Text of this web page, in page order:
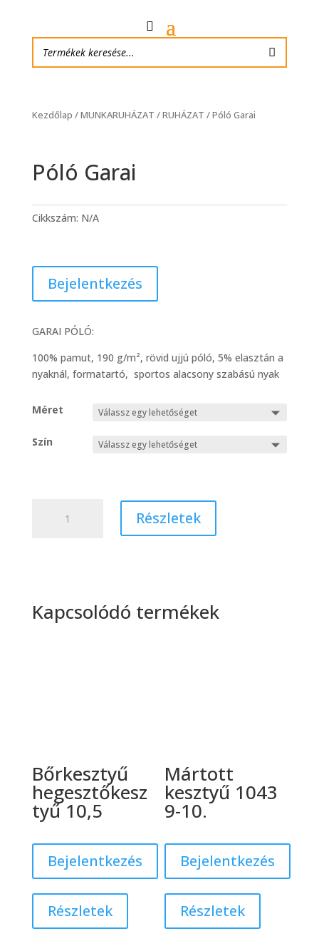
Kezdőlap /MUNKARUHÁZAT /RUHÁZAT / Póló Garai
Póló Garai
Cikkszám: N/A
Bejelentkezés
GARAI PÓLÓ:
100% pamut, 190 g/m², rövid ujjú póló, 5% elasztán a
nyaknál, formatartó, sportos alacsony szabású nyak
Méret
Szín
Részletek
Kapcsolódó termékek
Bőrkesztyű
hegesztőkesz
tyű 10,5
Bejelentkezés
Részletek
Mártott
kesztyű 1043
9-10.
Bejelentkezés
Részletek